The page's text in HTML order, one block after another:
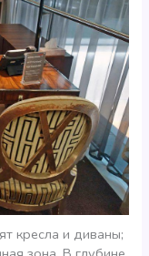
кресла и диваны;